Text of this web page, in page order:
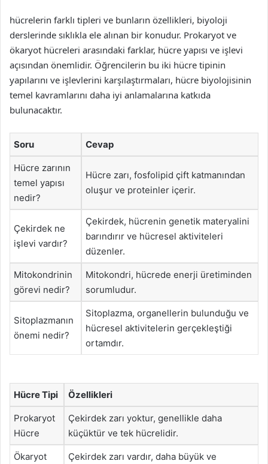
hücrelerin farklı tipleri ve bunların özellikleri, biyoloji
derslerinde sıklıkla ele alınan bir konudur. Prokaryot ve
ökaryot hücreleri arasındaki farklar, hücre yapısı ve işlevi
açısından önemlidir. Öğrencilerin bu iki hücre tipinin
yapılarını ve işlevlerini karşılaştırmaları, hücre biyolojisinin
temel kavramlarını daha iyi anlamalarına katkıda
bulunacaktır.
Soru Cevap
Hücre zarının
temel yapısı
nedir?
Hücre zarı, fosfolipid çift katmanından
oluşur ve proteinler içerir.
Çekirdek ne
işlevi vardır?
Çekirdek, hücrenin genetik materyalini
barındırır ve hücresel aktiviteleri
düzenler.
Mitokondrinin
görevi nedir?
Mitokondri, hücrede enerji üretiminden
sorumludur.
Sitoplazmanın
önemi nedir?
Sitoplazma, organellerin bulunduğu ve
hücresel aktivitelerin gerçekleştiği
ortamdır.
Hücre Tipi Özellikleri
Prokaryot
Hücre
Çekirdek zarı yoktur, genellikle daha
küçüktür ve tek hücrelidir.
Ökaryot
Çekirdek zarı vardır, daha büyük ve